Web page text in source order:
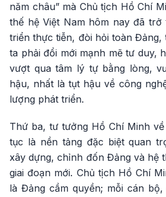
năm châu” mà Chủ tịch Hồ Chí
thế hệ Việt Nam hôm nay đã
triển thực tiễn, đòi hỏi toàn Đảng,
ta phải đổi mới mạnh mẽ tư duy,
vượt qua tâm lý tự bằng lòng,
hậu, nhất là tụt hậu về công
lượng phát triển.
Thứ ba, tư tưởng Hồ Chí Minh
tục là nền tảng đặc biệt quan
xây dựng, chỉnh đốn Đảng và hệ
giai đoạn mới. Chủ tịch Hồ Chí
là Đảng cầm quyền; mỗi cán